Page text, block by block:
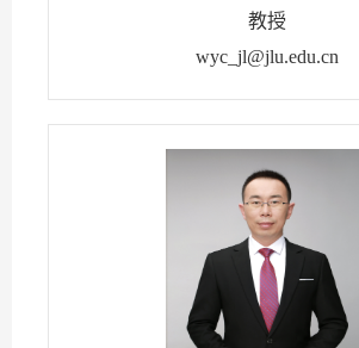
教授
wyc_jl@jlu.edu.cn